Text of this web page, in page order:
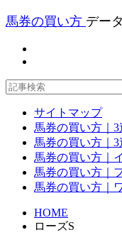
馬券の買い方 デー
サイトマップ
馬券の買い方｜3
馬券の買い方｜3
馬券の買い方｜
馬券の買い方｜
馬券の買い方｜
HOME
ローズS